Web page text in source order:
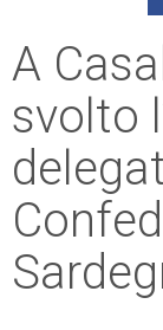
A
svolto